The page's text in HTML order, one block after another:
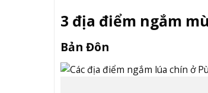
3 địa điểm ngắm
Bản Đôn